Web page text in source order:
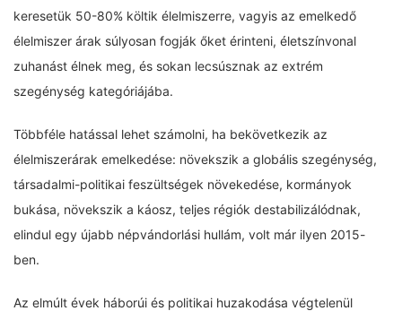
keresetük 50-80% költik élelmiszerre, vagyis az emelkedő
élelmiszer árak súlyosan fogják őket érinteni, életszínvonal
zuhanást élnek meg, és sokan lecsúsznak az extrém
szegénység kategóriájába.
Többféle hatással lehet számolni, ha bekövetkezik az
élelmiszerárak emelkedése: növekszik a globális szegénység,
társadalmi-politikai feszültségek növekedése, kormányok
bukása, növekszik a káosz, teljes régiók destabilizálódnak,
elindul egy újabb népvándorlási hullám, volt már ilyen 2015-
ben.
Az elmúlt évek háborúi és politikai huzakodása végtelenül